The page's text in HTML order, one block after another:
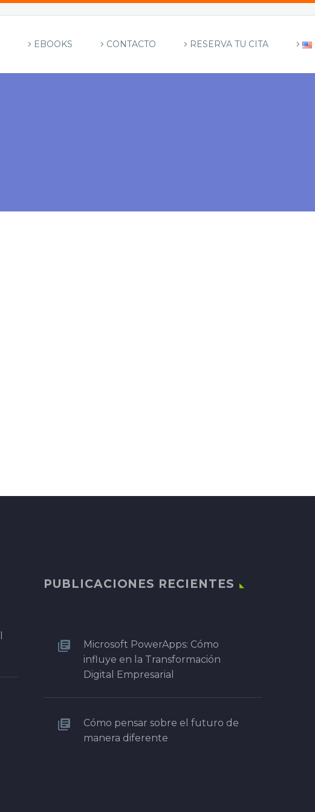
EBOOKS CONTACTO RESERVA TU CITA
PUBLICACIONES RECIENTES
Microsoft PowerApps: Cómo
influye en la Transformación
Digital Empresarial
Cómo pensar sobre el futuro de
manera diferente